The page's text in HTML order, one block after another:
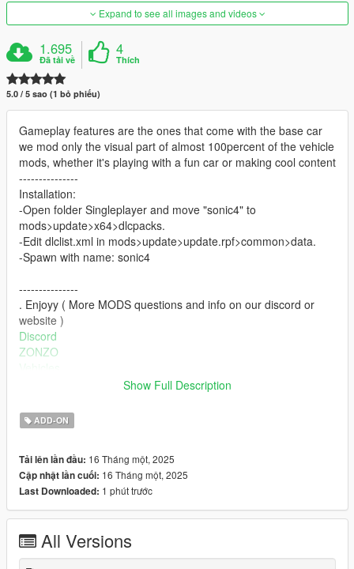
Expand to see all images and videos
1.695
Đã tải về
4
Thích
5.0 / 5 sao (1 bỏ phiếu)
Gameplay features are the ones that come with the base car
we mod only the visual part of almost 100percent of the vehicle
mods, whether it's playing with a fun car or making cool content
---------------
Installation:
-Open folder Singleplayer and move "sonic4" to
mods>update>x64>dlcpacks.
-Edit dlclist.xml in mods>update>update.rpf>common>data.
-Spawn with name: sonic4
---------------
. Enjoyy ( More MODS questions and info on our discord or
website )
Discord
ZONZO
Vehicles
5MODS: https://www.gta5-mods.com/vehicles/nilu-27-concept-
add-on
pack-8d9a33ab16914832a55ecb069c88d956
Show Full Description
ADD-ON
Tải lên lần đầu: 16 Tháng một, 2025
Cập nhật lần cuối: 16 Tháng một, 2025
Last Downloaded: 1 phút trước
All Versions